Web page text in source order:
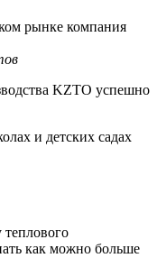
рынке компания
KZTO успешно
и детских садах
теплового
как можно больше